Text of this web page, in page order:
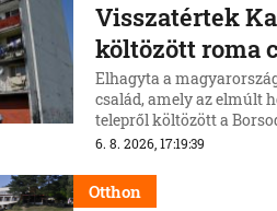
Visszatértek
költözött roma
Elhagyta a
család, amely az elmúlt
telepről költözött a
községbe.
6. 8. 2026, 17:19:39
Otthon